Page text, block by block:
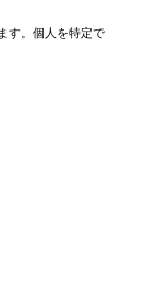
す。個人を特定で